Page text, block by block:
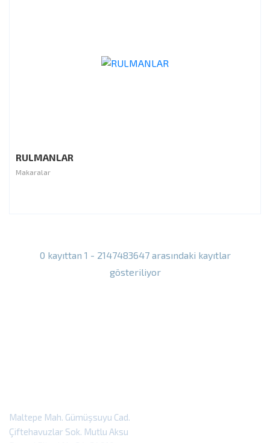
RULMANLAR
Makaralar
0 kayıttan 1 - 2147483647 arasındaki kayıtlar
gösteriliyor
Maltepe Mah. Gümüşsuyu Cad.
Çiftehavuzlar Sok. Mutlu Aksu